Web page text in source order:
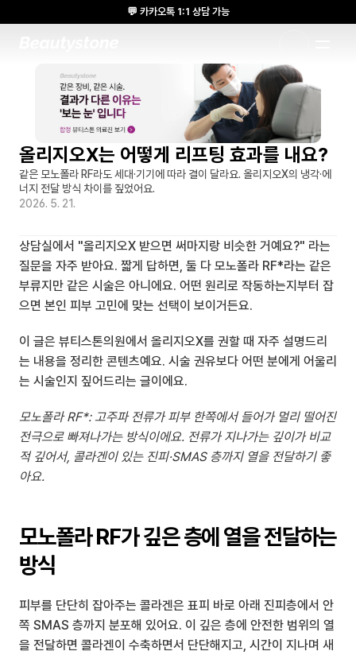
올리지오X는 어떻게 리프팅 효과를 내요?
같은 모노폴라 RF라도 세대·기기에 따라 결이 달라요. 올리지오X의 냉각·에
너지 전달 방식 차이를 짚었어요.
2026. 5. 21.
상담실에서 "올리지오X 받으면 써마지랑 비슷한 거예요?" 라는
질문을 자주 받아요. 짧게 답하면, 둘 다 모노폴라 RF*라는 같은
부류지만 같은 시술은 아니에요. 어떤 원리로 작동하는지부터 잡
으면 본인 피부 고민에 맞는 선택이 보이거든요.
이 글은 뷰티스톤의원에서 올리지오X를 권할 때 자주 설명드리
는 내용을 정리한 콘텐츠예요. 시술 권유보다 어떤 분에게 어울리
는 시술인지 짚어드리는 글이에요.
모노폴라 RF*: 고주파 전류가 피부 한쪽에서 들어가 멀리 떨어진
전극으로 빠져나가는 방식이에요. 전류가 지나가는 깊이가 비교
적 깊어서, 콜라겐이 있는 진피·SMAS 층까지 열을 전달하기 좋
아요.
모노폴라 RF가 깊은 층에 열을 전달하는
방식
피부를 단단히 잡아주는 콜라겐은 표피 바로 아래 진피층에서 안
쪽 SMAS 층까지 분포해 있어요. 이 깊은 층에 안전한 범위의 열
을 전달하면 콜라겐이 수축하면서 단단해지고, 시간이 지나며 새
💬 카카오톡 1:1 상담 가능
🌸 뷰티스톤의원 메디톡스 방콕 Cadaver workshop 참석 🌸